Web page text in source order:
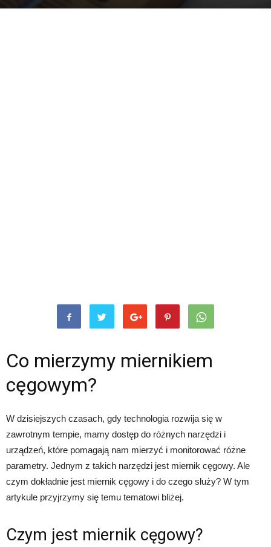
Co mierzymy miernikiem
cęgowym?
W dzisiejszych czasach, gdy technologia rozwija się w
zawrotnym tempie, mamy dostęp do różnych narzędzi i
urządzeń, które pomagają nam mierzyć i monitorować różne
parametry. Jednym z takich narzędzi jest miernik cęgowy. Ale
czym dokładnie jest miernik cęgowy i do czego służy? W tym
artykule przyjrzymy się temu tematowi bliżej.
Czym jest miernik cęgowy?